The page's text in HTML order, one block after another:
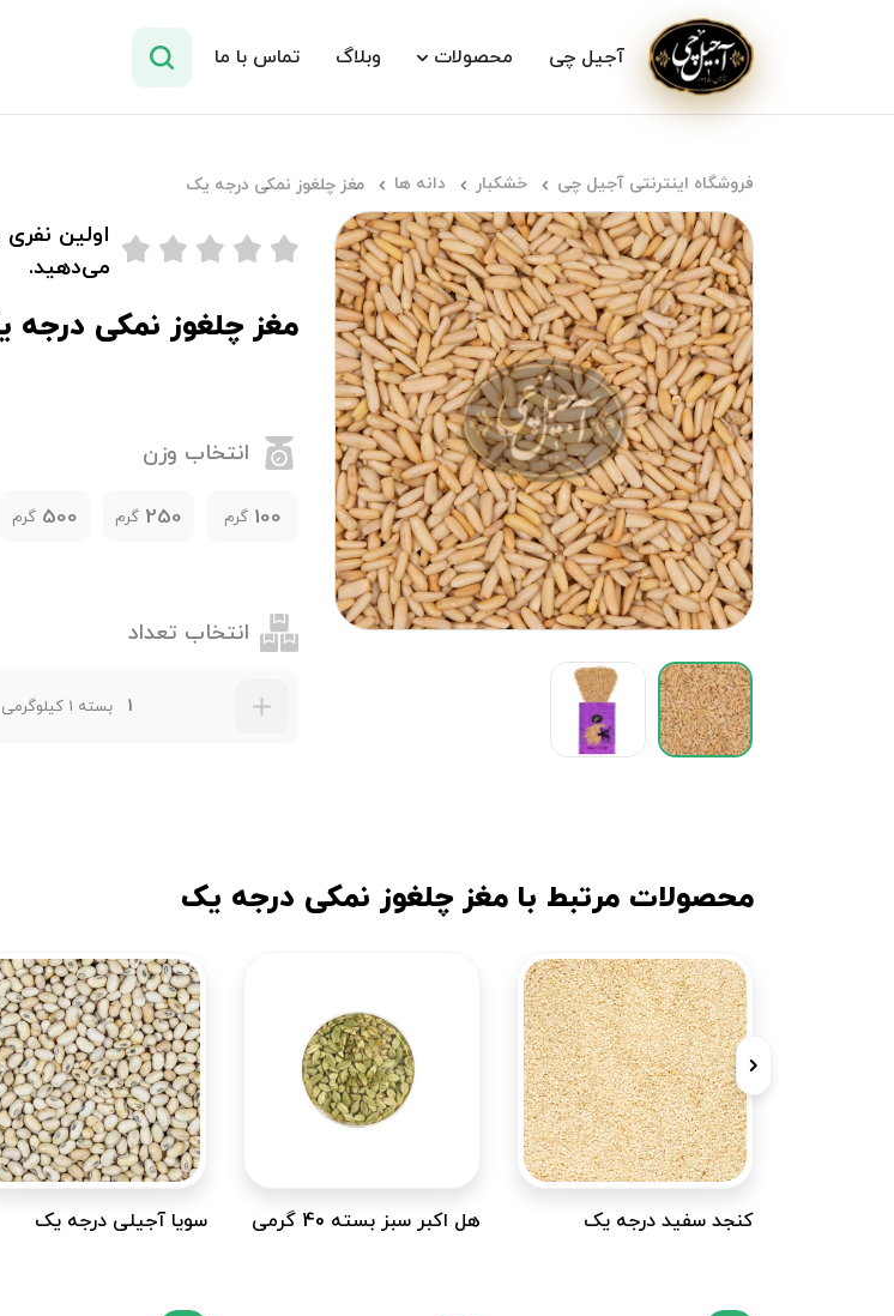
آجیل چی محصولات وبلاگ تماس با ما
فروشگاه اینترنتی آجیل چی خشکبار دانه ها مغز چلغوز نمکی درجه یک
اولین
می‌دهید.
مغز چلغوز نمکی درجه
انتخاب وزن
100 گرم 250 گرم 500 گرم
انتخاب تعداد
بسته 1 کیلوگرمی
محصولات مرتبط با مغز چلغوز نمکی درجه یک
کنجد سفید درجه یک هل اکبر سبز بسته 40 گرمی سویا آجیلی درجه یک